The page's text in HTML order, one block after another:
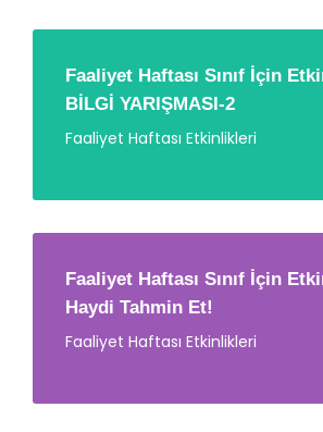
Faaliyet Haftası Sınıf İçin
BİLGİ YARIŞMASI-2
Faaliyet Haftası Etkinlikleri
Faaliyet Haftası Sınıf İçin
Haydi Tahmin Et!
Faaliyet Haftası Etkinlikleri